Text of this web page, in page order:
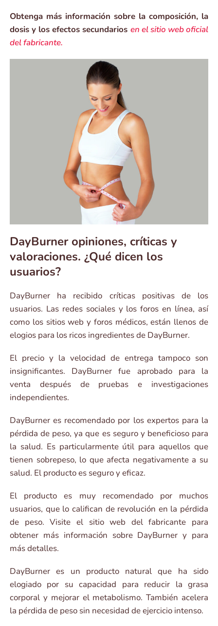
Obtenga más información sobre la composición, la
dosis y los efectos secundarios en el sitio web oficial
del fabricante.
DayBurner opiniones, críticas y
valoraciones. ¿Qué dicen los
usuarios?
DayBurner ha recibido críticas positivas de los
usuarios. Las redes sociales y los foros en línea, así
como los sitios web y foros médicos, están llenos de
elogios para los ricos ingredientes de DayBurner.
El precio y la velocidad de entrega tampoco son
insignificantes. DayBurner fue aprobado para la
venta después de pruebas e investigaciones
independientes.
DayBurner es recomendado por los expertos para la
pérdida de peso, ya que es seguro y beneficioso para
la salud. Es particularmente útil para aquellos que
tienen sobrepeso, lo que afecta negativamente a su
salud. El producto es seguro y eficaz.
El producto es muy recomendado por muchos
usuarios, que lo califican de revolución en la pérdida
de peso. Visite el sitio web del fabricante para
obtener más información sobre DayBurner y para
más detalles.
DayBurner es un producto natural que ha sido
elogiado por su capacidad para reducir la grasa
corporal y mejorar el metabolismo. También acelera
la pérdida de peso sin necesidad de ejercicio intenso.